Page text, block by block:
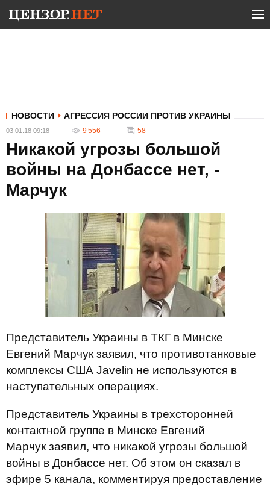
НОВОСТИ АГРЕССИЯ РОССИИ ПРОТИВ УКРАИНЫ
03.01.18 09:18 9 556 58
Никакой угрозы большой
войны на Донбассе нет, -
Марчук
Представитель Украины в ТКГ в Минске
Евгений Марчук заявил, что противотанковые
комплексы США Javelin не используются в
наступательных операциях.
Представитель Украины в трехсторонней
контактной группе в Минске Евгений
Марчук заявил, что никакой угрозы большой
войны в Донбассе нет. Об этом он сказал в
эфире 5 канала, комментируя предоставление